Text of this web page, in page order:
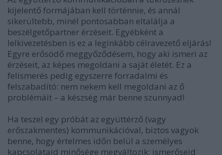
kijelentő formájában kell történnie, és annál
sikerültebb, minél pontosabban eltalálja a
beszélgetőpartner érzéseit. Egyébként a
lelkivezetésben is ez a leginkább célravezető eljárás!
Egyre erősödő meggyőződésem, hogy aki ismeri az
érzéseit, az képes megoldani a saját életét. Ez a
felismerés pedig egyszerre forradalmi és
felszabadító: nem nekem kell megoldani az ő
problémáit – a készség már benne szunnyad!
Ha teszel egy próbát az együttérző (vagy
erőszakmentes) kommunikációval, biztos vagyok
benne, hogy értelmes időn belül a személyes
kapcsolataid minősége megváltozik: ismerőseid